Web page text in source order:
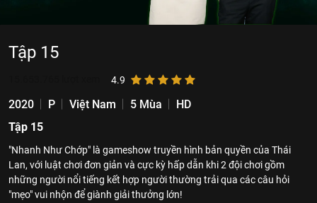
Tập 15
4.9
2020 P Việt Nam 5 Mùa
HD
Tập 15
"Nhanh Như Chớp" là gameshow truyền hình bản quyền của Thái
Lan, với luật chơi đơn giản và cực kỳ hấp dẫn khi 2 đội chơi gồm
những người nổi tiếng kết hợp người thường trải qua các câu hỏi
"mẹo" vui nhộn để giành giải thưởng lớn!